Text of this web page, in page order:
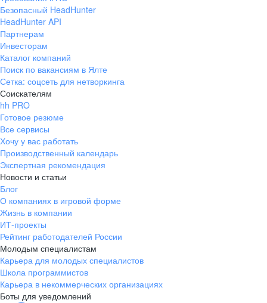
Безопасный HeadHunter
HeadHunter API
Партнерам
Инвесторам
Каталог компаний
Поиск по вакансиям в Ялте
Сетка: соцсеть для нетворкинга
Соискателям
hh PRO
Готовое резюме
Все сервисы
Хочу у вас работать
Производственный календарь
Экспертная рекомендация
Новости и статьи
Блог
О компаниях в игровой форме
Жизнь в компании
ИТ-проекты
Рейтинг работодателей России
Молодым специалистам
Карьера для молодых специалистов
Школа программистов
Карьера в некоммерческих организациях
Боты для уведомлений